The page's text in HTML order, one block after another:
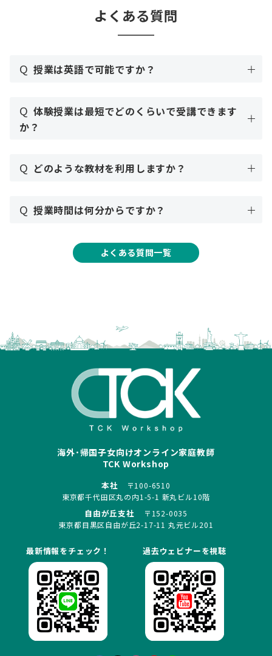
よくある質問
Q 授業は英語で可能ですか？
Q 体験授業は最短でどのくらいで受講できます
か？
Q どのような教材を利用しますか？
Q 授業時間は何分からですか？
よくある質問一覧
海外･帰国子女向けオンライン家庭教師
TCK Workshop
本社
〒100-6510
東京都千代田区丸の内1-5-1 新丸ビル10階
自由が丘支社
〒152-0035
東京都目黒区自由が丘2-17-11 丸元ビル201
最新情報をチェック！ 過去ウェビナーを視聴